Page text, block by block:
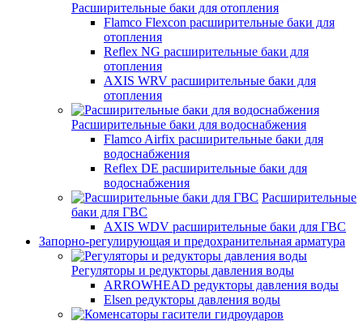
Расширительные баки для отопления
Flamco Flexcon расширительные баки для
отопления
Reflex NG расширительные баки для
отопления
AXIS WRV расширительные баки для
отопления
Расширительные баки для водоснабжения
Flamco Airfix расширительные баки для
водоснабжения
Reflex DЕ расширительные баки для
водоснабжения
Расширительные
баки для ГВС
AXIS WDV расширительные баки для ГВС
Запорно-регулирующая и предохранительная арматура
Регуляторы и редукторы давления воды
ARROWHEAD редукторы давления воды
Elsen редукторы давления воды